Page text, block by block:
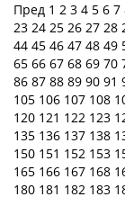
Пред 1 2 3 4 5 6 7
23 24 25 26 27 28
44 45 46 47 48 49
65 66 67 68 69 70
86 87 88 89 90 91
105 106 107 108
120 121 122 123
135 136 137 138
150 151 152 153
165 166 167 168
180 181 182 183